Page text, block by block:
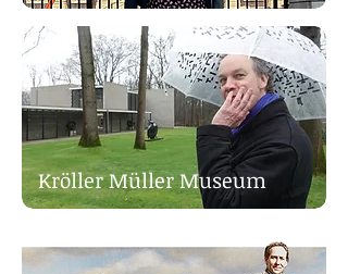
Kröller Müller Museum